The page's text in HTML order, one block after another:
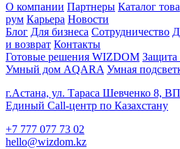
О компании Партнеры Каталог
рум Карьера Новости
Блог Для бизнеса Сотрудничество
и возврат Контакты
Готовые решения WIZDOM Защита
Умный дом AQARA Умная
г.Астана, ул. Тараса Шевченко 8,
Единый Call-центр по Казахстану
+7 777 077 73 02
hello@wizdom.kz